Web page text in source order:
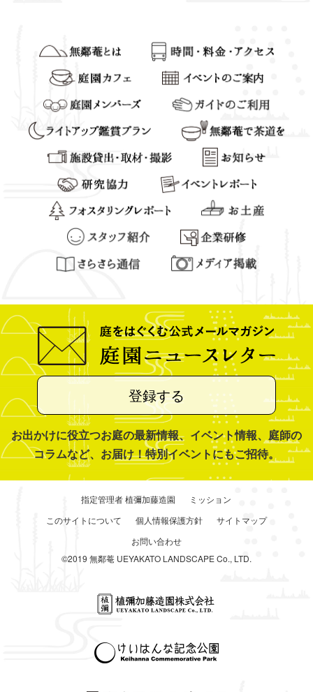
登録する
お出かけに役立つお庭の最新情報、イベント情報、庭師の
コラムなど、お届け！特別イベントにもご招待。
指定管理者 植彌加藤造園
ミッション
このサイトについて
個人情報保護方針
サイトマップ
お問い合わせ
©2019 無鄰菴 UEYAKATO LANDSCAPE Co., LTD.